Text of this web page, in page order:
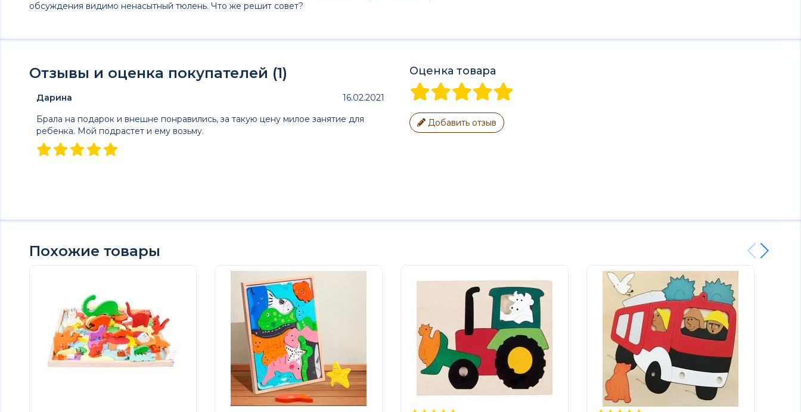
обсуждения видимо ненасытный тюлень. Что же решит совет?
Отзывы и оценка покупателей (1)
Дарина
16.02.2021
Брала на подарок и внешне понравились, за такую цену милое занятие для
ребенка. Мой подрастет и ему возьму.
Оценка товара
Добавить отзыв
Похожие товары